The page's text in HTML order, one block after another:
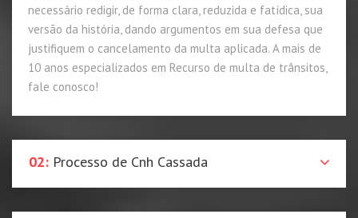
necessário redigir, de forma clara, reduzida e fatídica, sua
versão da história, dando argumentos em sua defesa que
justifiquem o cancelamento da multa aplicada. A mais de
10 anos especializados em Recurso de multa de trânsitos,
fale conosco!
02: Processo de Cnh Cassada